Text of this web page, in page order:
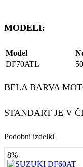
MODELI:
Model
DF70ATL
BELA BARVA
STANDART JE V
Podobni izdelki
8%